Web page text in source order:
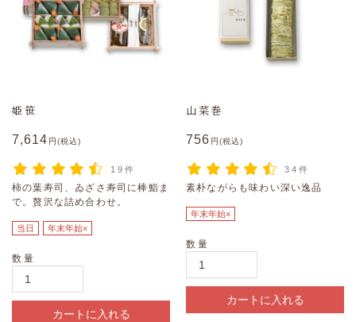
姫笹
7,614 円(税込)
19件
柿の葉寿司、ゐざさ寿司に棒鮨ま
で。贅沢な詰め合わせ。
当日 年末年始×
数量
カートに入れる
山菜巻
756 円(税込)
34件
素朴ながらも味わい深い逸品
年末年始×
数量
カートに入れる